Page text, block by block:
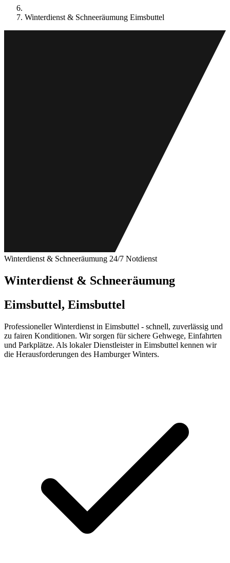
Winterdienst & Schneeräumung Eimsbuttel
Winterdienst & Schneeräumung 24/7 Notdienst
Winterdienst & Schneeräumung
Eimsbuttel, Eimsbuttel
Professioneller Winterdienst in Eimsbuttel - schnell, zuverlässig und
zu fairen Konditionen. Wir sorgen für sichere Gehwege, Einfahrten
und Parkplätze. Als lokaler Dienstleister in Eimsbuttel kennen wir
die Herausforderungen des Hamburger Winters.